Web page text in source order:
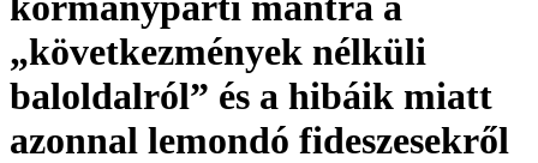
„következmények nélküli
baloldalról” és a hibáik miatt
azonnal lemondó fideszesekről